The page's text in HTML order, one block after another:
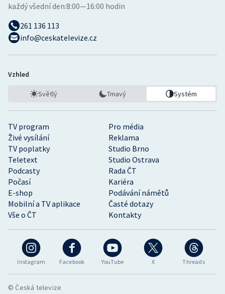
Instagram Facebook YouTube X Threads
TV program
Pro média
Živé vysílání
Reklama
TV poplatky
Studio Brno
Teletext
Studio Ostrava
Podcasty
Rada ČT
Počasí
Kariéra
E-shop
Podávání námětů
Mobilní a TV aplikace
Časté dotazy
Vše o ČT
Kontakty
každý všední den:8:00—16:00 hodin
261 136 113
info@ceskatelevize.cz
Vzhled
Světlý Tmavý Systém
© Česká televize